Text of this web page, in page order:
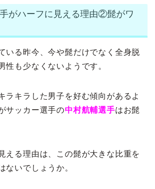
がハーフに見える理由②髭がワ
いる昨今、今や髭だけでなく全身脱
性も少なくないようです。
ラキラした男子を好む傾向があるよ
サッカー選手の中村航輔選手はお髭
える理由は、この髭が大きな比重を
ないでしょうか。